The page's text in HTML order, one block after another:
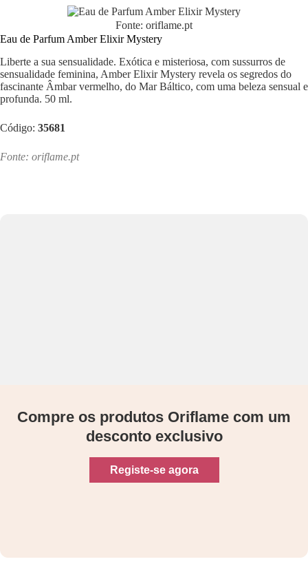
Fonte: oriflame.pt
Eau de Parfum Amber Elixir Mystery
Liberte a sua sensualidade. Exótica e misteriosa, com sussurros de
sensualidade feminina, Amber Elixir Mystery revela os segredos do
fascinante Âmbar vermelho, do Mar Báltico, com uma beleza sensual e
profunda. 50 ml.
Código: 35681
Fonte: oriflame.pt
Compre os produtos Oriflame com um
desconto exclusivo
Registe-se agora